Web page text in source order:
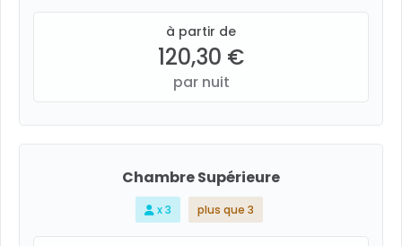
à partir de
120,30 €
par nuit
Chambre Supérieure
x 3 plus que 3